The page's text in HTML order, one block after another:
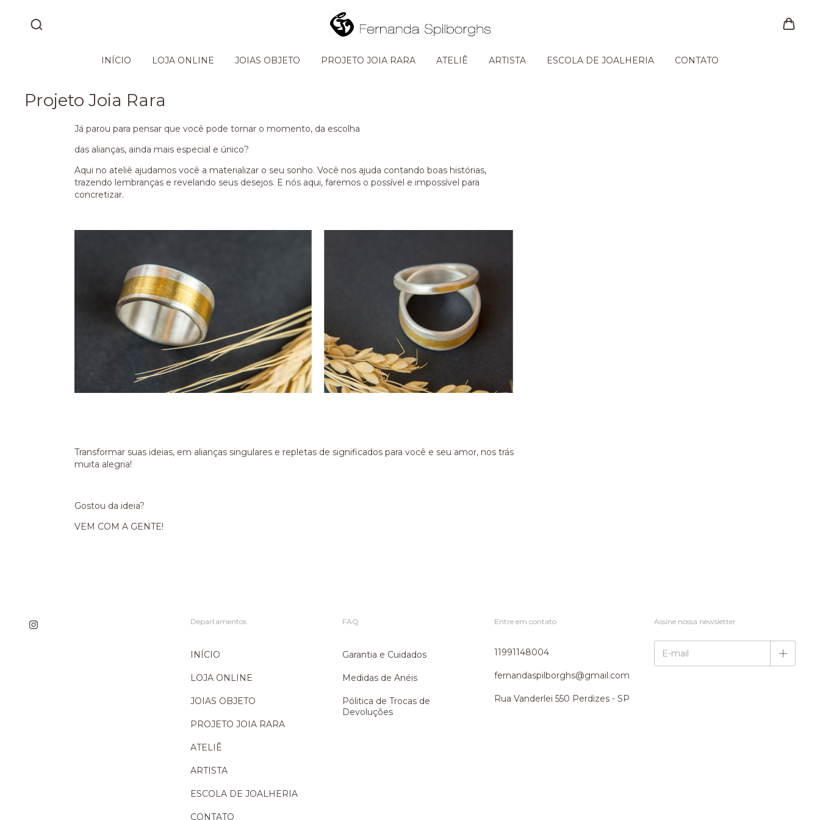
INÍCIO LOJA ONLINE JOIAS OBJETO PROJETO JOIA RARA ATELIÊ ARTISTA ESCOLA DE JOALHERIA CONTATO
Projeto Joia Rara
Já parou para pensar que você pode tornar o momento, da escolha
das alianças, ainda mais especial e único?
Aqui no ateliê ajudamos você a materializar o seu sonho. Você nos ajuda contando boas histórias,
trazendo lembranças e revelando seus desejos. E nós aqui, faremos o possível e impossível para
concretizar.
Transformar suas ideias, em alianças singulares e repletas de significados para você e seu amor, nos trás
muita alegria!
Gostou da ideia?
VEM COM A GENTE!
Departamentos
INÍCIO
LOJA ONLINE
JOIAS OBJETO
PROJETO JOIA RARA
ATELIÊ
ARTISTA
ESCOLA DE JOALHERIA
CONTATO
FAQ
Garantia e Cuidados
Medidas de Anéis
Pólitica de Trocas de
Devoluções
Entre em contato
11991148004
fernandaspilborghs@gmail.com
Rua Vanderlei 550 Perdizes - SP
Assine nossa newsletter